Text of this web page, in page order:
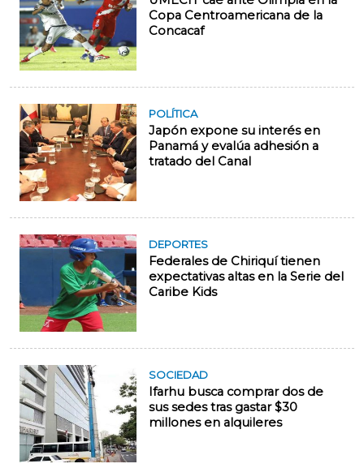
Copa Centroamericana de la
Concacaf
POLÍTICA
Japón expone su interés en
Panamá y evalúa adhesión a
tratado del Canal
DEPORTES
Federales de Chiriquí tienen
expectativas altas en la Serie del
Caribe Kids
SOCIEDAD
Ifarhu busca comprar dos de
sus sedes tras gastar $30
millones en alquileres